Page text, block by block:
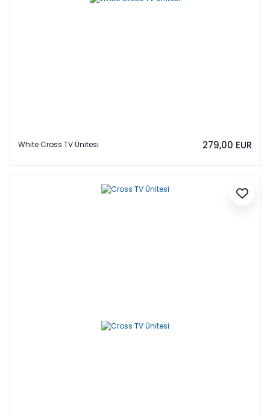
White Cross TV Ünitesi 279,00 EUR